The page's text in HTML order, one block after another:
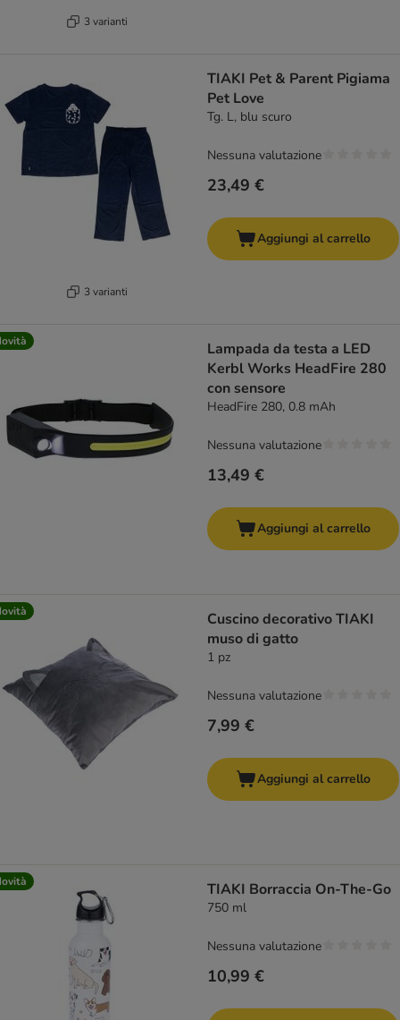
3 varianti
3 varianti
TIAKI Pet & Parent Pigiama
Pet Love
Tg. L, blu scuro
23,49 €
Nessuna valutazione
Aggiungi al carrello
Lampada da testa a LED
Kerbl Works HeadFire 280
con sensore
HeadFire 280, 0.8 mAh
13,49 €
Nessuna valutazione
Aggiungi al carrello
Cuscino decorativo TIAKI
muso di gatto
1 pz
7,99 €
Nessuna valutazione
Aggiungi al carrello
TIAKI Borraccia On-The-Go
750 ml
10,99 €
Nessuna valutazione